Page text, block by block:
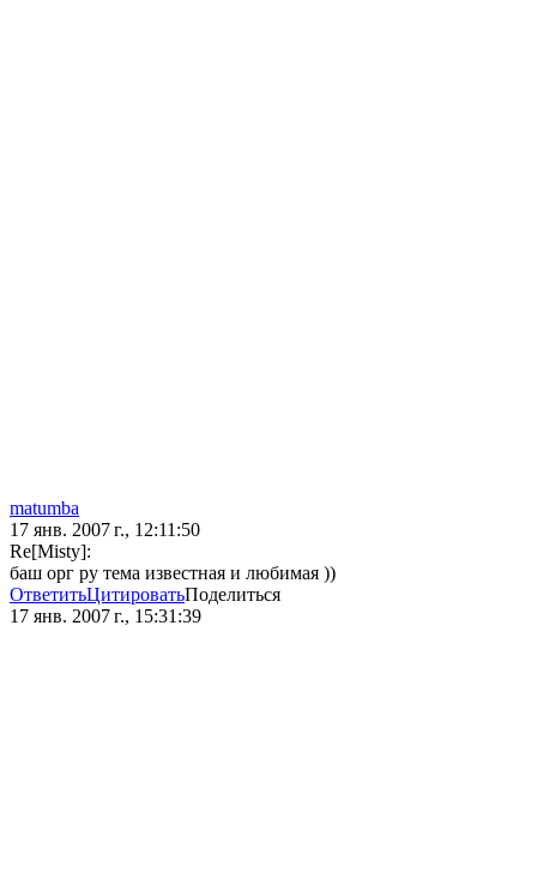
matumba
17 янв. 2007 г., 12:11:50
Re[Misty]:
баш орг ру тема известная и любимая ))
ОтветитьЦитироватьПоделиться
17 янв. 2007 г., 15:31:39